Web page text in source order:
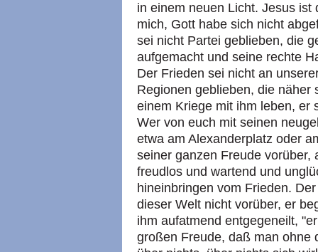
in einem neuen Licht. Jesus
mich, Gott habe sich nicht
sei nicht Partei geblieben, die
aufgemacht und seine rechte
Der Frieden sei nicht an
Regionen geblieben, die näher
einem Kriege mit ihm leben, er
Wer von euch mit seinen
etwa am Alexanderplatz oder
seiner ganzen Freude vorüber,
freudlos und wartend und
hineinbringen vom Frieden.
dieser Welt nicht vorüber, er
ihm aufatmend entgegeneilt,
großen Freude, daß man ohne